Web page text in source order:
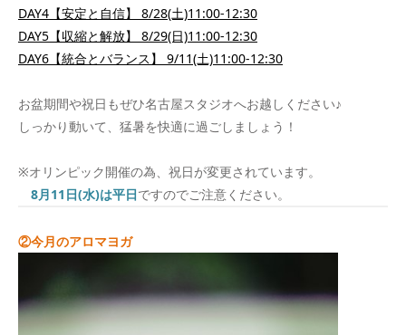
DAY4【安定と自信】 8/28(土)11:00-12:30
DAY5【収縮と解放】 8/29(日)11:00-12:30
DAY6【統合とバランス】 9/11(土)11:00-12:30
お盆期間や祝日もぜひ名古屋スタジオへお越しください♪
しっかり動いて、猛暑を快適に過ごしましょう！
※オリンピック開催の為、祝日が変更されています。
8月11日(水)は平日ですのでご注意ください。
②今月のアロマヨガ